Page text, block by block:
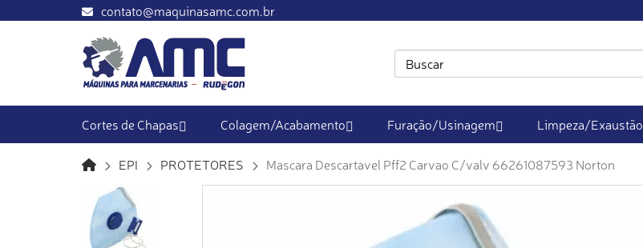
contato@maquinasamc.com.br
Cortes de Chapas Colagem/Acabamento Furação/Usinagem Limpeza/Exaustão
EPI PROTETORES Mascara Descartavel Pff2 Carvao C/valv 66261087593 Norton